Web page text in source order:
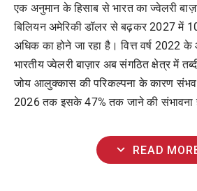
एक अनुमान के हिसाब से भारत का ज्वेलरी
बिलियन अमेरिकी डॉलर से बढ़कर 2027 में
अधिक का होने जा रहा है। वित्त वर्ष 2022
भारतीय ज्वेलरी बाज़ार अब संगठित क्षेत्र में
जोय आलुक्कास की परिकल्पना के कारण संभव
2026 तक इसके 47% तक जाने की संभावना
expand_more READ